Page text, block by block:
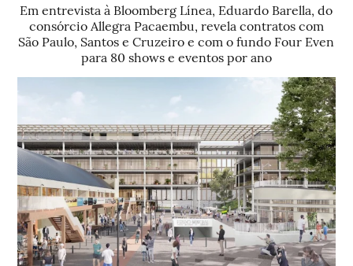
Em entrevista à Bloomberg Línea, Eduardo Barella, do
consórcio Allegra Pacaembu, revela contratos com
São Paulo, Santos e Cruzeiro e com o fundo Four Even
para 80 shows e eventos por ano